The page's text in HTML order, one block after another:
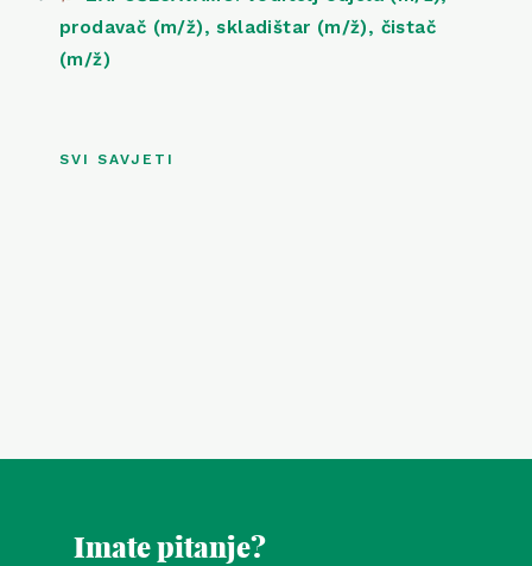
prodavač (m/ž), skladištar (m/ž), čistač
(m/ž)
SVI SAVJETI
Imate pitanje?